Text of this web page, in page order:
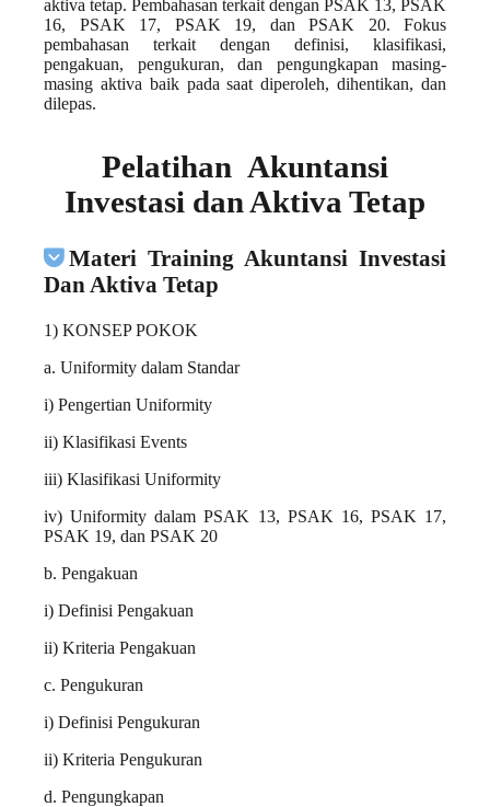
aktiva tetap. Pembahasan terkait dengan PSAK 13, PSAK
16, PSAK 17, PSAK 19, dan PSAK 20. Fokus
pembahasan terkait dengan definisi, klasifikasi,
pengakuan, pengukuran, dan pengungkapan masing-
masing aktiva baik pada saat diperoleh, dihentikan, dan
dilepas.
Pelatihan Akuntansi
Investasi dan Aktiva Tetap
Materi Training Akuntansi Investasi
Dan Aktiva Tetap
1) KONSEP POKOK
a. Uniformity dalam Standar
i) Pengertian Uniformity
ii) Klasifikasi Events
iii) Klasifikasi Uniformity
iv) Uniformity dalam PSAK 13, PSAK 16, PSAK 17,
PSAK 19, dan PSAK 20
b. Pengakuan
i) Definisi Pengakuan
ii) Kriteria Pengakuan
c. Pengukuran
i) Definisi Pengukuran
ii) Kriteria Pengukuran
d. Pengungkapan